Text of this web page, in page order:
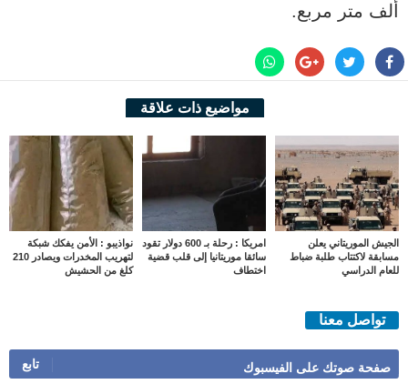
ألف متر مربع.
مواضيع ذات علاقة
الجيش الموريتاني يعلن
مسابقة لاكتتاب طلبة ضباط
للعام الدراسي
امريكا : رحلة بـ 600 دولار تقود
سائقا موريتانيا إلى قلب قضية
اختطاف
نواذيبو : الأمن يفكك شبكة
لتهريب المخدرات ويصادر 210
كلغ من الحشيش
تواصل معنا
صفحة صوتك على الفيسبوك تابع